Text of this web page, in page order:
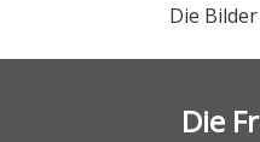
Die
Die